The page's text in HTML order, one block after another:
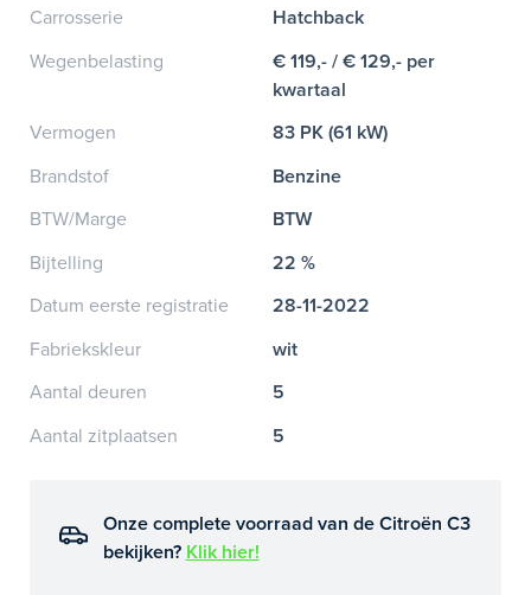
Carrosserie
Hatchback
Wegenbelasting
€ 119,- / € 129,- per
kwartaal
Vermogen
83 PK (61 kW)
Brandstof
Benzine
BTW/Marge
BTW
Bijtelling
22 %
Datum eerste registratie
28-11-2022
Fabriekskleur
wit
Aantal deuren
5
Aantal zitplaatsen
5
Onze complete voorraad van de Citroën C3
bekijken? Klik hier!